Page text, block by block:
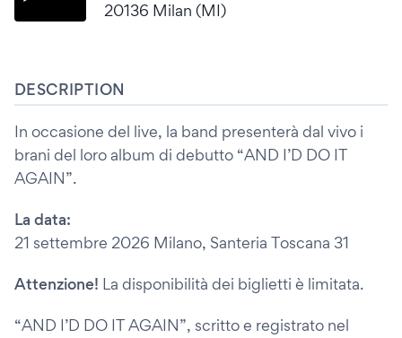
20136 Milan (MI)
DESCRIPTION
In occasione del live, la band presenterà dal vivo i
brani del loro album di debutto “AND I’D DO IT
AGAIN”.
La data:
21 settembre 2026 Milano, Santeria Toscana 31
Attenzione! La disponibilità dei biglietti è limitata.
“AND I’D DO IT AGAIN”, scritto e registrato nel